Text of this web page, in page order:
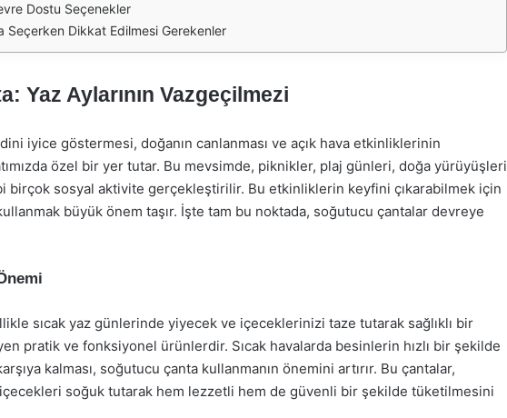
Dostu Seçenekler
Seçerken Dikkat Edilmesi Gerekenler
Yaz Aylarının Vazgeçilmezi
iyice göstermesi, doğanın canlanması ve açık hava etkinliklerinin
özel bir yer tutar. Bu mevsimde, piknikler, plaj günleri, doğa yürüyüşleri
birçok sosyal aktivite gerçekleştirilir. Bu etkinliklerin keyfini çıkarabilmek için
büyük önem taşır. İşte tam bu noktada, soğutucu çantalar devreye
sıcak yaz günlerinde yiyecek ve içeceklerinizi taze tutarak sağlıklı bir
pratik ve fonksiyonel ürünlerdir. Sıcak havalarda besinlerin hızlı bir şekilde
kalması, soğutucu çanta kullanmanın önemini artırır. Bu çantalar,
soğuk tutarak hem lezzetli hem de güvenli bir şekilde tüketilmesini